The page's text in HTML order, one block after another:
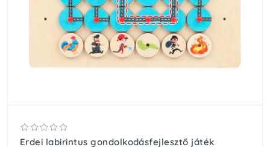
Erdei labirintus gondolkodásfejlesztő játék